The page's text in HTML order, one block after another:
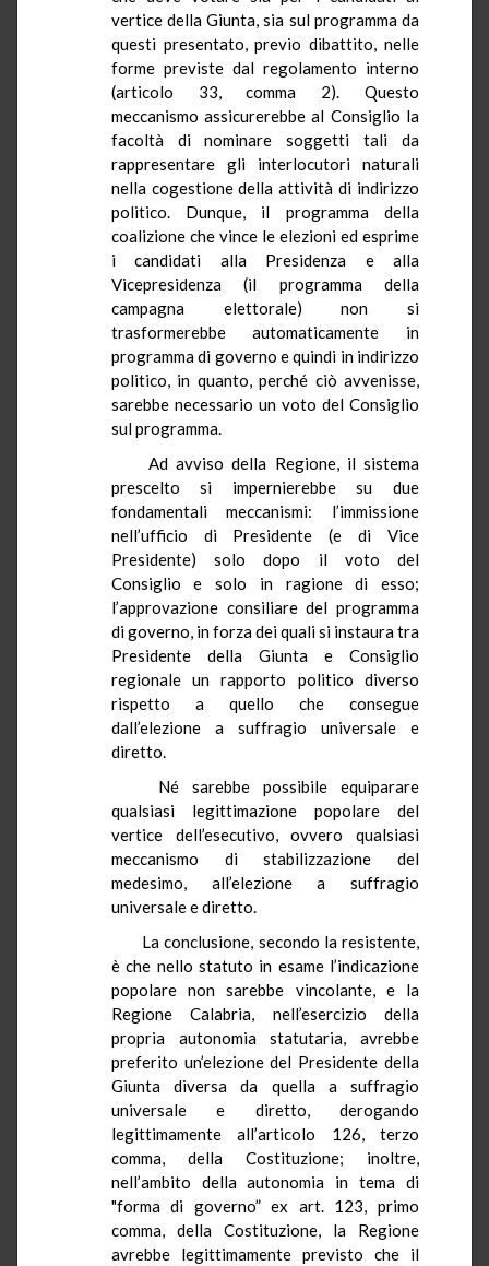
vertice della Giunta, sia sul programma da
questi presentato, previo dibattito, nelle
forme previste dal regolamento interno
(articolo 33, comma 2). Questo
meccanismo assicurerebbe al Consiglio la
facoltà di nominare soggetti tali da
rappresentare gli interlocutori naturali
nella cogestione della attività di indirizzo
politico. Dunque, il programma della
coalizione che vince le elezioni ed esprime
i candidati alla Presidenza e alla
Vicepresidenza (il programma della
campagna elettorale) non si
trasformerebbe automaticamente in
programma di governo e quindi in indirizzo
politico, in quanto, perché ciò avvenisse,
sarebbe necessario un voto del Consiglio
sul programma.
Ad avviso della Regione, il sistema
prescelto si impernierebbe su due
fondamentali meccanismi: l’immissione
nell’ufficio di Presidente (e di Vice
Presidente) solo dopo il voto del
Consiglio e solo in ragione di esso;
l’approvazione consiliare del programma
di governo, in forza dei quali si instaura tra
Presidente della Giunta e Consiglio
regionale un rapporto politico diverso
rispetto a quello che consegue
dall’elezione a suffragio universale e
diretto.
Né sarebbe possibile equiparare
qualsiasi legittimazione popolare del
vertice dell’esecutivo, ovvero qualsiasi
meccanismo di stabilizzazione del
medesimo, all’elezione a suffragio
universale e diretto.
La conclusione, secondo la resistente,
è che nello statuto in esame l’indicazione
popolare non sarebbe vincolante, e la
Regione Calabria, nell’esercizio della
propria autonomia statutaria, avrebbe
preferito un’elezione del Presidente della
Giunta diversa da quella a suffragio
universale e diretto, derogando
legittimamente all’articolo 126, terzo
comma, della Costituzione; inoltre,
nell’ambito della autonomia in tema di
"forma di governo” ex art. 123, primo
comma, della Costituzione, la Regione
avrebbe legittimamente previsto che il